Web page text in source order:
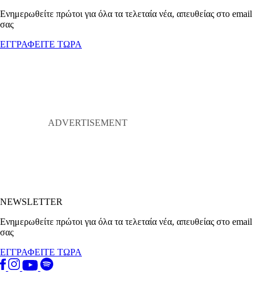
Ενημερωθείτε πρώτοι για όλα τα τελεταία νέα, απευθείας στο email
σας
ΕΓΓΡΑΦΕΙΤΕ ΤΩΡΑ
NEWSLETTER
Ενημερωθείτε πρώτοι για όλα τα τελεταία νέα, απευθείας στο email
σας
ΕΓΓΡΑΦΕΙΤΕ ΤΩΡΑ